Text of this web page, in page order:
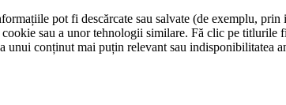
pot fi descărcate sau salvate (de exemplu,
sau a unor tehnologii similare. Fă clic pe
unui conținut mai puțin relevant sau indisponibilitatea